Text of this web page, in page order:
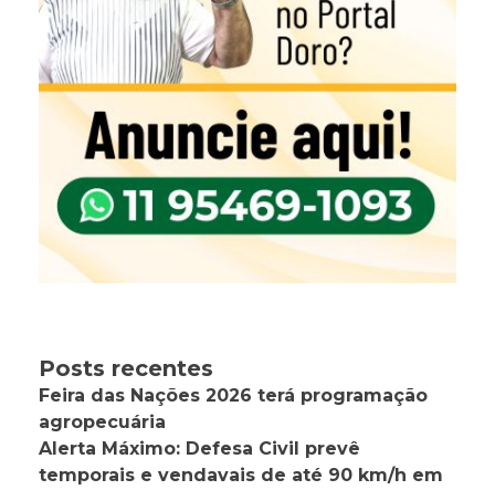
Posts recentes
Feira das Nações 2026 terá programação
agropecuária
Alerta Máximo: Defesa Civil prevê
temporais e vendavais de até 90 km/h em